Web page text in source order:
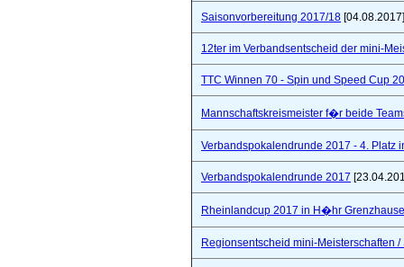
Saisonvorbereitung 2017/18 [04.08.2017]
12ter im Verbandsentscheid der mini-
TTC Winnen 70 - Spin und Speed Cup
Mannschaftskreismeister f�r beide
Verbandspokalendrunde 2017 - 4. Platz
Verbandspokalendrunde 2017
Rheinlandcup 2017 in H�hr
Regionsentscheid mini-Meisterschaften